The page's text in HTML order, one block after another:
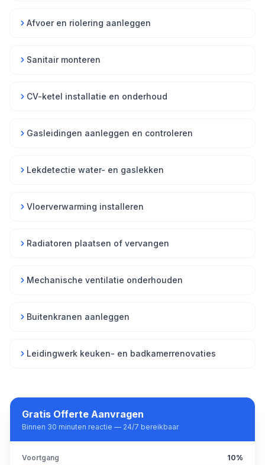
Afvoer en riolering aanleggen
Sanitair monteren
CV-ketel installatie en onderhoud
Gasleidingen aanleggen en controleren
Lekdetectie water- en gaslekken
Vloerverwarming installeren
Radiatoren plaatsen of vervangen
Mechanische ventilatie onderhouden
Buitenkranen aanleggen
Leidingwerk keuken- en badkamerrenovaties
Gratis Offerte Aanvragen
Binnen 30 minuten reactie — 24/7 bereikbaar
Voortgang 10%